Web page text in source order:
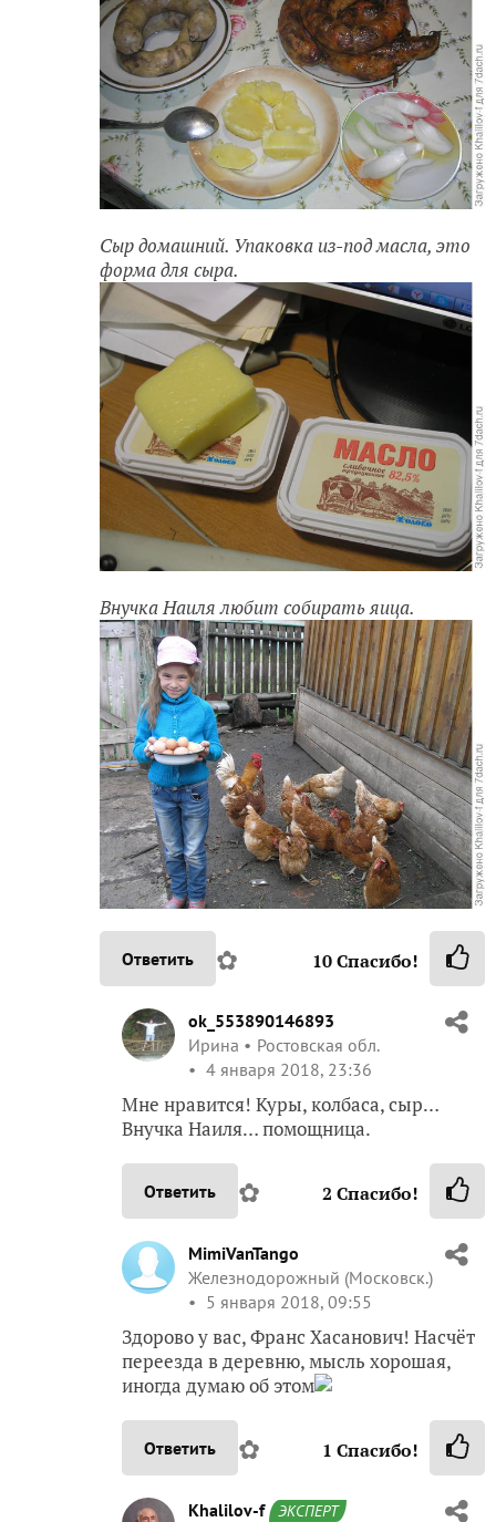
Сыр домашний. Упаковка из-под масла, это
форма для сыра.
Внучка Наиля любит собирать яица.
Ответить ✿ 10Спасибо!
ok_553890146893
Ирина
Ростовская обл.
4 января 2018, 23:36
Мне нравится! Куры, колбаса, сыр…
Внучка Наиля… помощница.
Ответить ✿ 2 Спасибо!
MimiVanTango
Железнодорожный (Московск.)
5 января 2018, 09:55
Здорово у вас, Франс Хасанович! Насчёт
переезда в деревню, мысль хорошая,
иногда думаю об этом
Ответить ✿ 1 Спасибо!
Khalilov-f ЭКСПЕРТ